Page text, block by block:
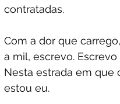
contratadas.
Com a dor que
a mil, escrevo.
Nesta estrada em que
estou eu.